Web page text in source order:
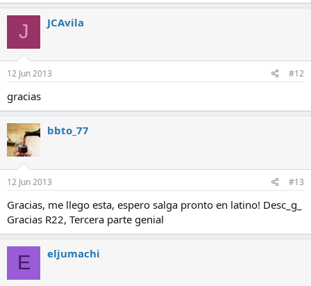
J JCAvila
12 Jun 2013 #12
gracias
bbto_77
12 Jun 2013 #13
Gracias, me llego esta, espero salga pronto en latino! Desc_g_
Gracias R22, Tercera parte genial
E eljumachi